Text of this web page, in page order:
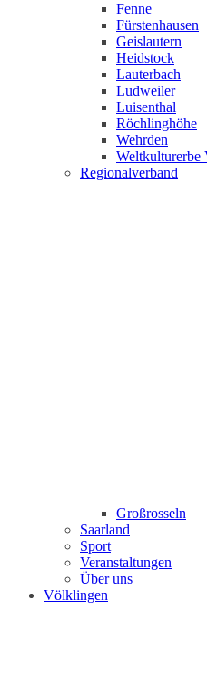
Fenne
Fürstenhausen
Geislautern
Heidstock
Lauterbach
Ludweiler
Luisenthal
Röchlinghöhe
Wehrden
Regionalverband
Großrosseln
Saarland
Sport
Veranstaltungen
Über uns
Völklingen